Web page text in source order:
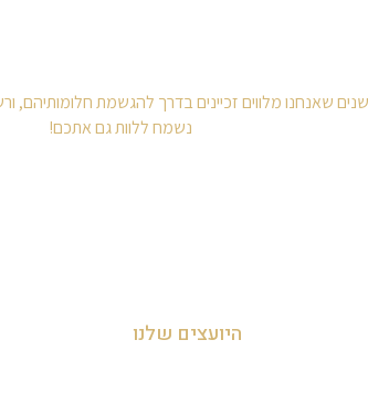
נשמח ללוות גם אתכם!
היועצים שלנו